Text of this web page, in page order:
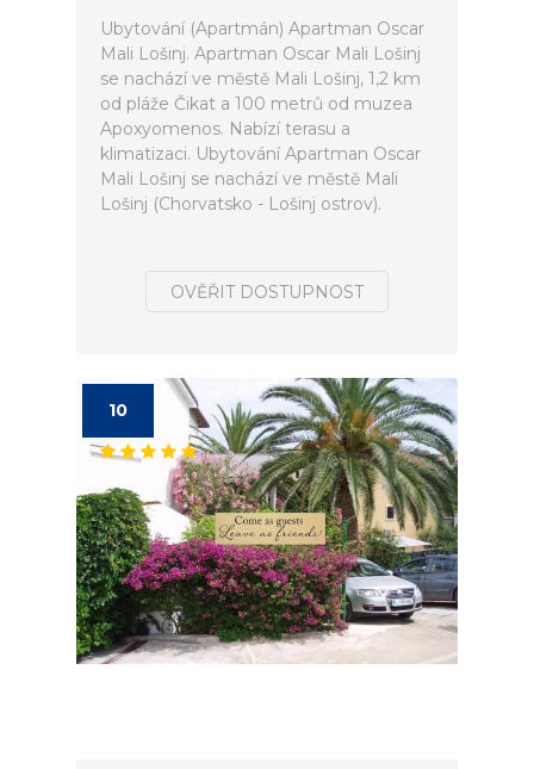
Ubytování (Apartmán) Apartman Oscar
Mali Lošinj. Apartman Oscar Mali Lošinj
se nachází ve městě Mali Lošinj, 1,2 km
od pláže Čikat a 100 metrů od muzea
Apoxyomenos. Nabízí terasu a
klimatizaci. Ubytování Apartman Oscar
Mali Lošinj se nachází ve městě Mali
Lošinj (Chorvatsko - Lošinj ostrov).
OVĚŘIT DOSTUPNOST
10